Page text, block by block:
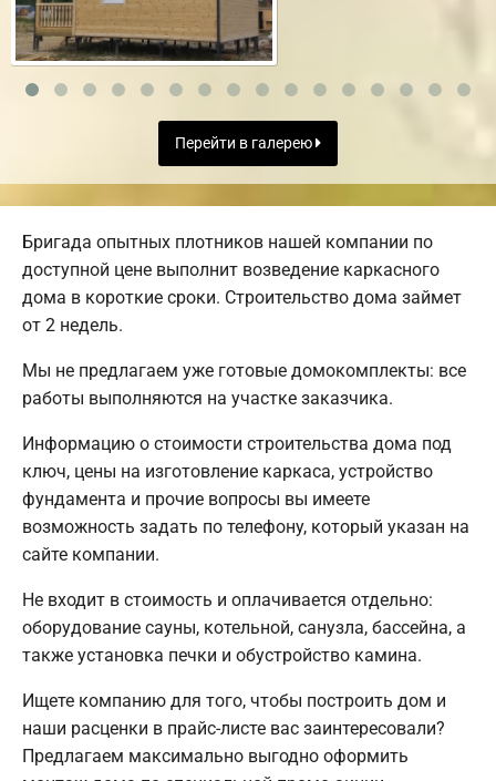
Перейти в галерею
Бригада опытных плотников нашей компании по
доступной цене выполнит возведение каркасного
дома в короткие сроки. Строительство дома займет
от 2 недель.
Мы не предлагаем уже готовые домокомплекты: все
работы выполняются на участке заказчика.
Информацию о стоимости строительства дома под
ключ, цены на изготовление каркаса, устройство
фундамента и прочие вопросы вы имеете
возможность задать по телефону, который указан на
сайте компании.
Не входит в стоимость и оплачивается отдельно:
оборудование сауны, котельной, санузла, бассейна, а
также установка печки и обустройство камина.
Ищете компанию для того, чтобы построить дом и
наши расценки в прайс-листе вас заинтересовали?
Предлагаем максимально выгодно оформить